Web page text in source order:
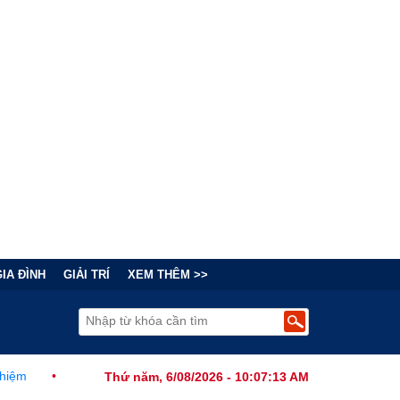
ĐÌNH GIẢI TRÍ XEM THÊM >>
Thứ năm, 6/08/2026 - 10:07:14 AM
Thức Ban Hành Lệnh Cấm Robot Hút Bụi Thông Minh Sản